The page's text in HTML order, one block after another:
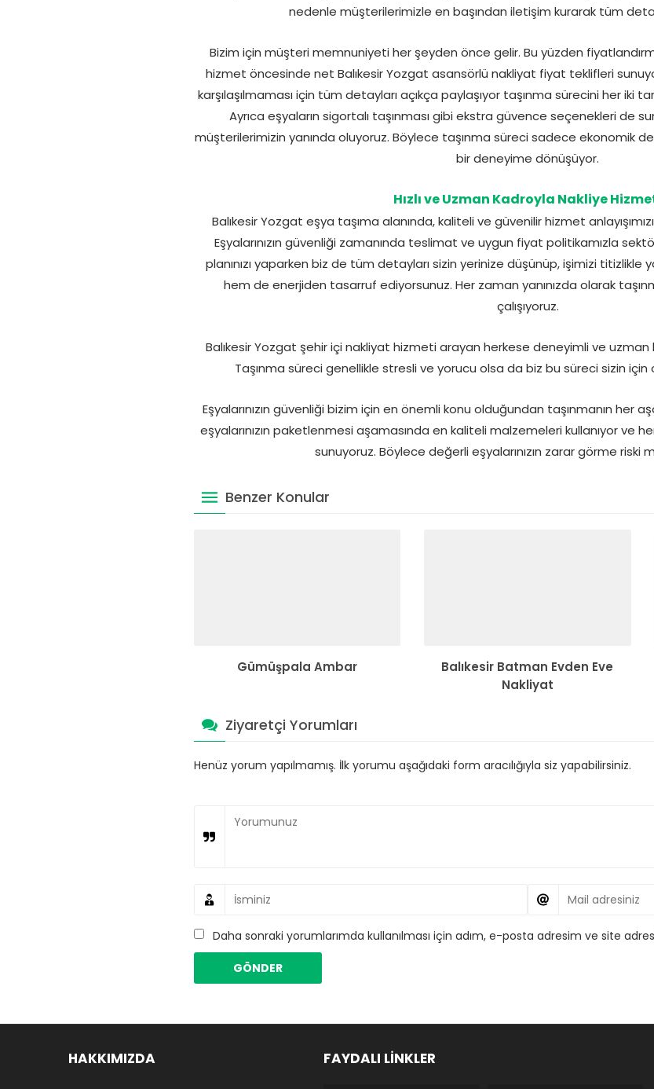
nedenle müşterilerimizle en başından iletişim kurarak tüm
Bizim için müşteri memnuniyeti her şeyden önce gelir. Bu yüzden
hizmet öncesinde net Balıkesir Yozgat asansörlü nakliyat fiyat teklifleri
karşılaşılmaması için tüm detayları açıkça paylaşıyor taşınma sürecini her iki
Ayrıca eşyaların sigortalı taşınması gibi ekstra güvence seçenekleri de
müşterilerimizin yanında oluyoruz. Böylece taşınma süreci sadece ekonomik
bir deneyime dönüşüyor.
Hızlı ve Uzman Kadroyla Nakliye
Balıkesir Yozgat eşya taşıma alanında, kaliteli ve güvenilir hizmet
Eşyalarınızın güvenliği zamanında teslimat ve uygun fiyat politikamızla
planınızı yaparken biz de tüm detayları sizin yerinize düşünüp, işimizi titizlikle
hem de enerjiden tasarruf ediyorsunuz. Her zaman yanınızda olarak
çalışıyoruz.
Balıkesir Yozgat şehir içi nakliyat hizmeti arayan herkese deneyimli ve
Taşınma süreci genellikle stresli ve yorucu olsa da biz bu süreci sizin için
Eşyalarınızın güvenliği bizim için en önemli konu olduğundan taşınmanın her
eşyalarınızın paketlenmesi aşamasında en kaliteli malzemeleri kullanıyor ve
sunuyoruz. Böylece değerli eşyalarınızın zarar görme riski
Benzer Konular
Gümüşpala Ambar
Balıkesir Batman Evden Eve
Nakliyat
Ziyaretçi Yorumları
Henüz yorum yapılmamış. İlk yorumu aşağıdaki form aracılığıyla siz yapabilirsiniz.
Daha sonraki yorumlarımda kullanılması için adım, e-posta adresim ve site
HAKKIMIZDA FAYDALI LİNKLER